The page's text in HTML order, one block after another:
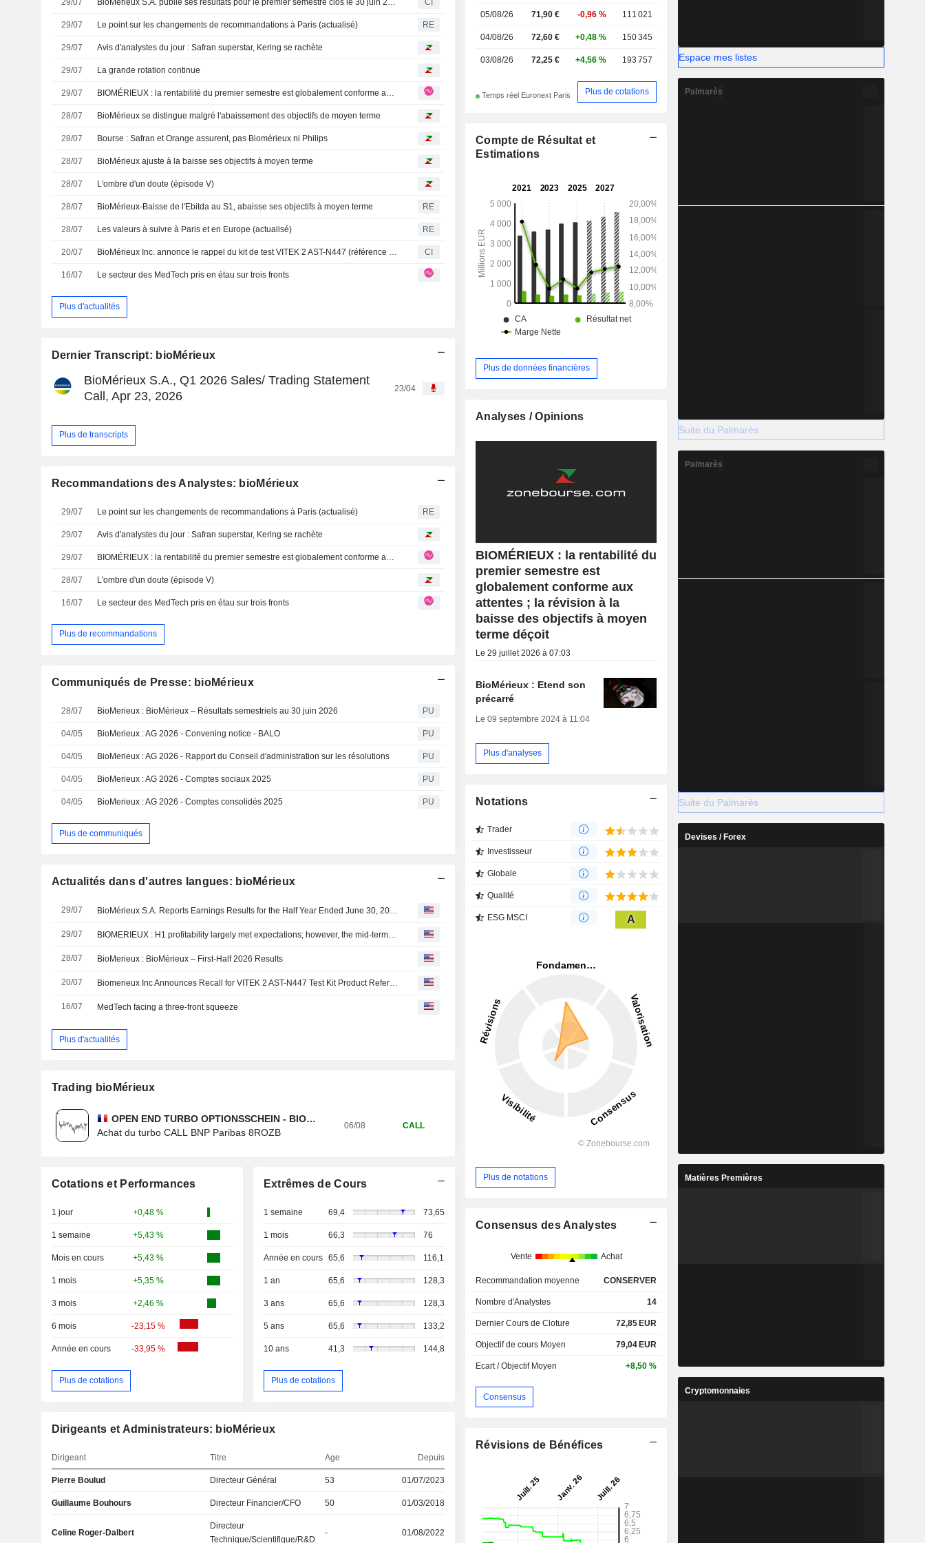
29/07 BioMérieux S.A. publie ses résultats pour le premier semestre clos le 30 juin 2026 CI
29/07 Le point sur les changements de recommandations à Paris (actualisé) RE
29/07 Avis d'analystes du jour : Safran superstar, Kering se rachète
29/07 La grande rotation continue
29/07 BIOMÉRIEUX : la rentabilité du premier semestre est globalement conforme aux attentes ; la révision à la baisse des objectifs à moyen terme déçoit
28/07 BioMérieux se distingue malgré l'abaissement des objectifs de moyen terme
28/07 Bourse : Safran et Orange assurent, pas Biomérieux ni Philips
28/07 BioMérieux ajuste à la baisse ses objectifs à moyen terme
28/07 L'ombre d'un doute (épisode V)
28/07 BioMérieux-Baisse de l'Ebitda au S1, abaisse ses objectifs à moyen terme RE
28/07 Les valeurs à suivre à Paris et en Europe (actualisé) RE
20/07 BioMérieux Inc. annonce le rappel du kit de test VITEK 2 AST-N447 (référence produit 424620) CI
16/07 Le secteur des MedTech pris en étau sur trois fronts
Plus d'actualités
Dernier Transcript: bioMérieux
BioMérieux S.A., Q1 2026 Sales/ Trading Statement
Call, Apr 23, 2026
23/04
Plus de transcripts
Recommandations des Analystes: bioMérieux
29/07 Le point sur les changements de recommandations à Paris (actualisé) RE
29/07 Avis d'analystes du jour : Safran superstar, Kering se rachète
29/07
28/07 L'ombre d'un doute (épisode V)
16/07 Le secteur des MedTech pris en étau sur trois fronts
Plus de recommandations
Communiqués de Presse: bioMérieux
28/07 BioMerieux : BioMérieux – Résultats semestriels au 30 juin 2026 PU
04/05 BioMerieux : AG 2026 - Convening notice - BALO PU
04/05 BioMerieux : AG 2026 - Rapport du Conseil d'administration sur les résolutions PU
04/05 BioMerieux : AG 2026 - Comptes sociaux 2025 PU
04/05 BioMerieux : AG 2026 - Comptes consolidés 2025 PU
Plus de communiqués
Actualités dans d'autres langues: bioMérieux
29/07 BioMérieux S.A. Reports Earnings Results for the Half Year Ended June 30, 2026
29/07 BIOMERIEUX : H1 profitability largely met expectations; however, the mid-term guidance downgrade was disappointing
28/07 BioMerieux : BioMérieux – First-Half 2026 Results
20/07 Biomerieux Inc Announces Recall for VITEK 2 AST-N447 Test Kit Product Reference 424620
16/07 MedTech facing a three-front squeeze
Plus d'actualités
Trading bioMérieux
OPEN END TURBO OPTIONSSCHEIN - BIOMERIEUX
Achat du turbo CALL BNP Paribas 8ROZB
06/08 CALL
Cotations et Performances
1 jour +0,48 %
1 semaine +5,43 %
Mois en cours +5,43 %
1 mois +5,35 %
3 mois +2,46 %
6 mois -23,15 %
Année en cours -33,95 %
Plus de cotations
Extrêmes de Cours
1 semaine 69,4 73,65
1 mois 66,3 76
Année en cours 65,6 116,1
1 an 65,6 128,3
3 ans 65,6 128,3
5 ans 65,6 133,2
10 ans 41,3 144,8
Plus de cotations
Dirigeants et Administrateurs: bioMérieux
Dirigeant Titre Age Depuis
Pierre Boulud Directeur Général 53 01/07/2023
Guillaume Bouhours Directeur Financier/CFO 50 01/03/2018
Celine Roger-Dalbert
Directeur
Technique/Scientifique/R&D
- 01/08/2022
05/08/26 71,90 € -0,96 % 111 021
04/08/26 72,60 € +0,48 % 150 345
03/08/26 72,25 € +4,56 % 193 757
Temps réel Euronext Paris Plus de cotations
Compte de Résultat et
Estimations
Plus de données financières
Analyses / Opinions
BIOMÉRIEUX : la rentabilité du
premier semestre est
globalement conforme aux
attentes ; la révision à la
baisse des objectifs à moyen
terme déçoit
Le 29 juillet 2026 à 07:03
BioMérieux : Etend son
précarré
Le 09 septembre 2024 à 11:04
Plus d'analyses
Notations
Trader
Investisseur
Globale
Qualité
ESG MSCI A
Plus de notations
Consensus des Analystes
Vente Achat
Recommandation moyenne CONSERVER
Nombre d'Analystes 14
Dernier Cours de Cloture 72,85 EUR
Objectif de cours Moyen 79,04 EUR
Ecart / Objectif Moyen +8,50 %
Consensus
Révisions de Bénéfices
Espace mes listes
Palmarès
Suite du Palmarès
Palmarès
Suite du Palmarès
Devises / Forex
Matières Premières
Cryptomonnaies